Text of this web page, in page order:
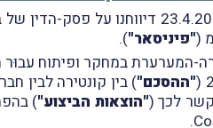
("פיניסאר").
המערערת במחקר ופיתוח
"ההסכם") בין קונטירה לבין
לכך ("הוצאות הביצוע"